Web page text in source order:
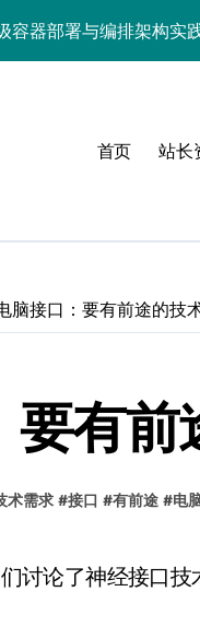
容器部署与编排架构实
能：打造服务器高效运
高效运维
器管理新范式
全运营实战
与平台化双轮驱动
与高效编排驱动服务器
首页 站长
脑接口：要有前途的技
要有
术需求 #接口 #有前途 #电
讨论了神经接口技